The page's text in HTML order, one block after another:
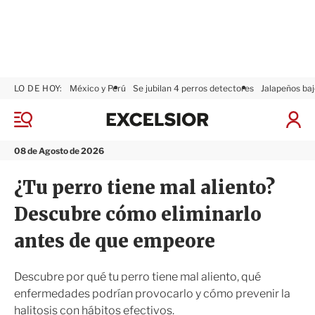
M
n
08 de Agosto de 2026
LO DE HOY: México y Perú Se jubilan 4 perros detectores Jalapeños
I
x
s
i
o
r
¿Tu perro tiene mal aliento?
Descubre cómo eliminarlo
antes de que empeore
Descubre por qué tu perro tiene mal aliento, qué
enfermedades podrían provocarlo y cómo prevenir la
halitosis con hábitos efectivos.